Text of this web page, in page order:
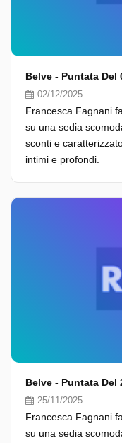
Belve - Puntata Del
02/12/2025
Francesca Fagnani
su una sedia
sconti e
intimi e profondi.
Belve - Puntata Del
25/11/2025
Francesca Fagnani
su una sedia